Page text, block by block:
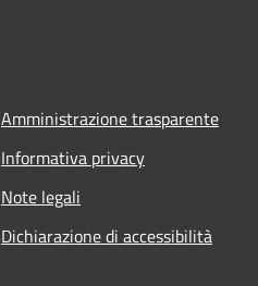
Amministrazione trasparente
Informativa privacy
Note legali
Dichiarazione di accessibilità